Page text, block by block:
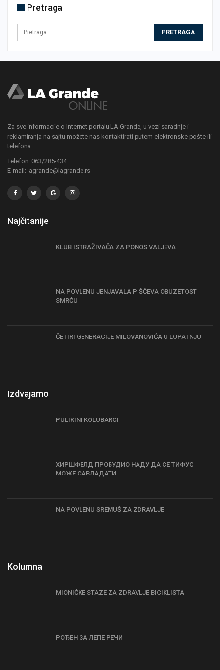
Pretraga
Za sve informacije o Internet portalu LA Grande, u vezi saradnje i
reklamiranja na sajtu možete nas kontaktirati putem elektronske pošte ili
telefona:
Telefon: 063/285-434
E-mail: lagrande@lagrande.rs
Najčitanije
KLUB ISTRAŽIVAČA ZA PONOS VALJEVA
NA POVLENU JENJAVALA PIŠČEVA OBUZETOST
SMRĆU
ČETIRI GENERACIJE MILOVANOVIĆA U LOPATNJU
Izdvajamo
PULIKINI KOLUBARCI
ХИРШФЕЛД ПРОБУДИО НАДУ ДА СЕ ТИФУС
МОЖЕ САВЛАДАТИ
NA POVLENU SREMUŠ ZA ZDRAVLJE
Kolumna
MIONIČKE STAZE ZA ZDRAVLJE BICIKLISTA
РОЂЕН ЗА ЛЕПЕ РЕЧИ